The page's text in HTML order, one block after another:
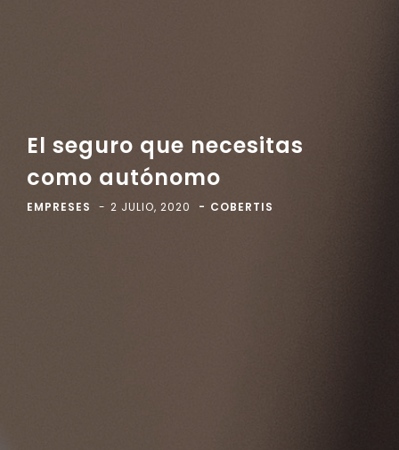
El seguro que necesitas
como autónomo
EMPRESES 2 JULIO, 2020 COBERTIS